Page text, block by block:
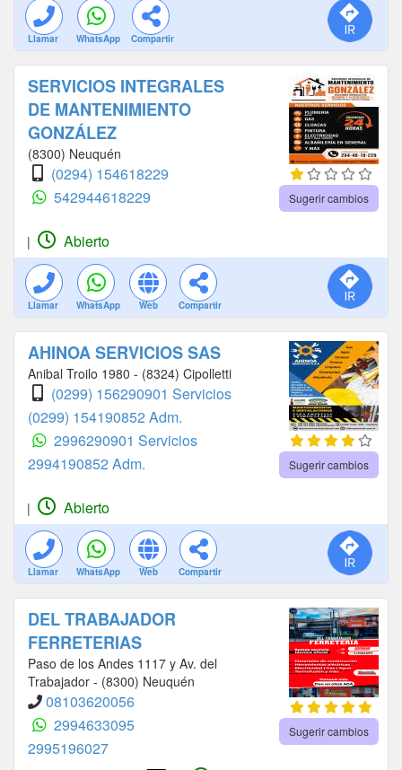
Llamar WhatsApp Compartir
SERVICIOS INTEGRALES
DE MANTENIMIENTO
GONZÁLEZ
(8300) Neuquén
(0294) 154618229
542944618229
Sugerir cambios
| Abierto
Llamar WhatsApp Web Compartir
AHINOA SERVICIOS SAS
Anibal Troilo 1980 - (8324) Cipolletti
(0299) 156290901 Servicios
(0299) 154190852 Adm.
2996290901 Servicios
2994190852 Adm.
Sugerir cambios
| Abierto
Llamar WhatsApp Web Compartir
DEL TRABAJADOR
FERRETERIAS
Paso de los Andes 1117 y Av. del
Trabajador - (8300) Neuquén
08103620056
2994633095
2995196027
Sugerir cambios